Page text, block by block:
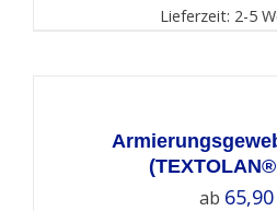
Lieferzeit: 2-5
ab 65,90